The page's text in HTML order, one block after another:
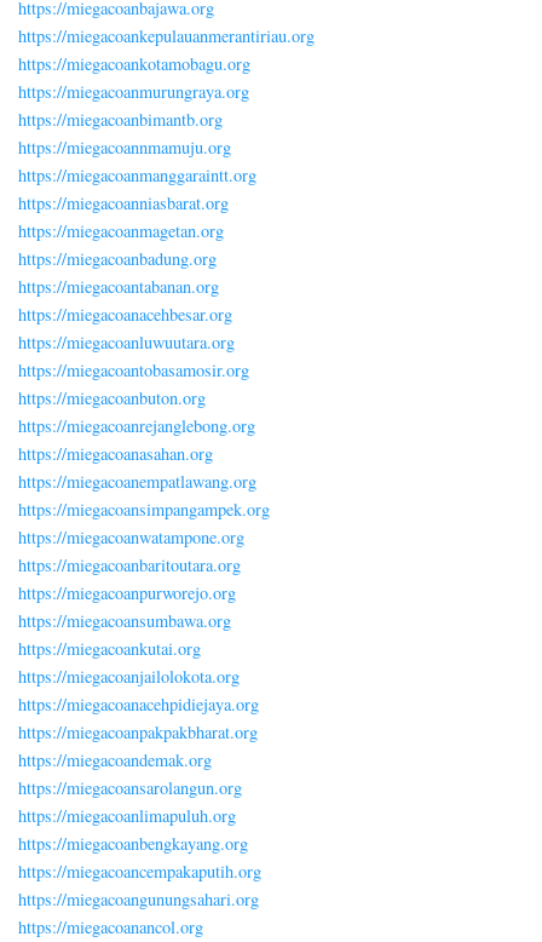
https://miegacoanbajawa.org
https://miegacoankepulauanmerantiriau.org
https://miegacoankotamobagu.org
https://miegacoanmurungraya.org
https://miegacoanbimantb.org
https://miegacoannmamuju.org
https://miegacoanmanggaraintt.org
https://miegacoanniasbarat.org
https://miegacoanmagetan.org
https://miegacoanbadung.org
https://miegacoantabanan.org
https://miegacoanacehbesar.org
https://miegacoanluwuutara.org
https://miegacoantobasamosir.org
https://miegacoanbuton.org
https://miegacoanrejanglebong.org
https://miegacoanasahan.org
https://miegacoanempatlawang.org
https://miegacoansimpangampek.org
https://miegacoanwatampone.org
https://miegacoanbaritoutara.org
https://miegacoanpurworejo.org
https://miegacoansumbawa.org
https://miegacoankutai.org
https://miegacoanjailolokota.org
https://miegacoanacehpidiejaya.org
https://miegacoanpakpakbharat.org
https://miegacoandemak.org
https://miegacoansarolangun.org
https://miegacoanlimapuluh.org
https://miegacoanbengkayang.org
https://miegacoancempakaputih.org
https://miegacoangunungsahari.org
https://miegacoanancol.org